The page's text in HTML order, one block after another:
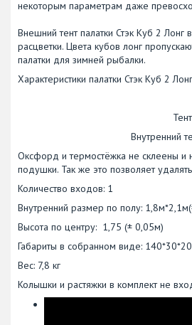
некоторым параметрам даже
Внешний тент палатки Стэк Куб 2
расцветки. Цвета кубов лонг
палатки для зимней рыбалки.
Характеристики палатки Стэк Куб 2
Внутренний
Оксфорд и термостёжка не склеены и
подушки. Так же это позволяет
Количество входов: 1
Внутренний размер по полу:
Высота по центру: 1,75 (± 0,05м)
Габариты в собранном виде: 140*30*20
Вес: 7,8 кг
Колышки и растяжки в комплект не